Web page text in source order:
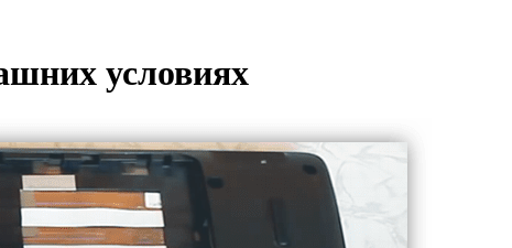
условиях